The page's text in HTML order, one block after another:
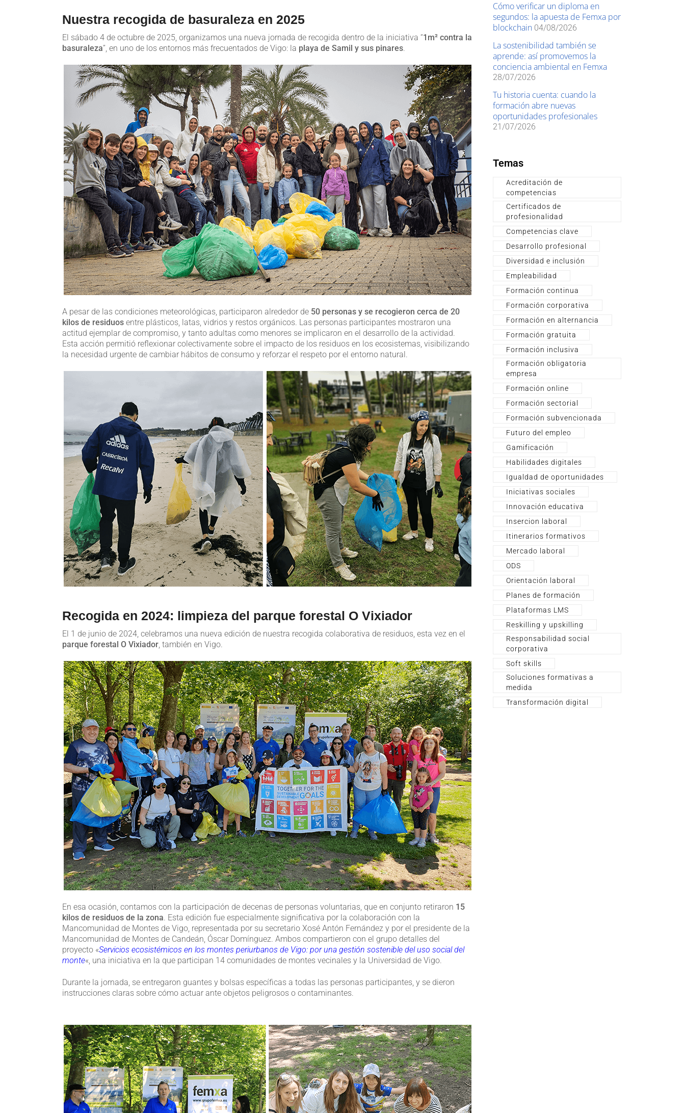
Nuestra recogida de basuraleza en 2025
El sábado 4 de octubre de 2025, organizamos una nueva jornada de recogida dentro de la iniciativa “1m² contra la
basuraleza”, en uno de los entornos más frecuentados de Vigo: la playa de Samil y sus pinares.
A pesar de las condiciones meteorológicas, participaron alrededor de 50 personas y se recogieron cerca de 20
kilos de residuos entre plásticos, latas, vidrios y restos orgánicos. Las personas participantes mostraron una
actitud ejemplar de compromiso, y tanto adultas como menores se implicaron en el desarrollo de la actividad.
Esta acción permitió reflexionar colectivamente sobre el impacto de los residuos en los ecosistemas, visibilizando
la necesidad urgente de cambiar hábitos de consumo y reforzar el respeto por el entorno natural.
Recogida en 2024: limpieza del parque forestal O Vixiador
El 1 de junio de 2024, celebramos una nueva edición de nuestra recogida colaborativa de residuos, esta vez en el
parque forestal O Vixiador , también en Vigo.
En esa ocasión, contamos con la participación de decenas de personas voluntarias, que en conjunto retiraron 15
kilos de residuos de la zona. Esta edición fue especialmente significativa por la colaboración con la
Mancomunidad de Montes de Vigo, representada por su secretario Xosé Antón Fernández y por el presidente de la
Mancomunidad de Montes de Candeán, Óscar Domínguez. Ambos compartieron con el grupo detalles del
proyecto «Servicios ecosistémicos en los montes periurbanos de Vigo: por una gestión sostenible del uso social del
monte«, una iniciativa en la que participan 14 comunidades de montes vecinales y la Universidad de Vigo.
Durante la jornada, se entregaron guantes y bolsas específicas a todas las personas participantes, y se dieron
instrucciones claras sobre cómo actuar ante objetos peligrosos o contaminantes.
Cómo verificar un diploma en
segundos: la apuesta de Femxa por
blockchain 04/08/2026
La sostenibilidad también se
aprende: así promovemos la
conciencia ambiental en Femxa
28/07/2026
Tu historia cuenta: cuando la
formación abre nuevas
oportunidades profesionales
21/07/2026
Temas
Acreditación de
competencias
Certificados de
profesionalidad
Competencias clave
Desarrollo profesional
Diversidad e inclusión
Empleabilidad
Formación continua
Formación corporativa
Formación en alternancia
Formación gratuita
Formación inclusiva
Formación obligatoria
empresa
Formación online
Formación sectorial
Formación subvencionada
Futuro del empleo
Gamificación
Habilidades digitales
Igualdad de oportunidades
Iniciativas sociales
Innovación educativa
Insercion laboral
Itinerarios formativos
Mercado laboral
ODS
Orientación laboral
Planes de formación
Plataformas LMS
Reskilling y upskilling
Responsabilidad social
corporativa
Soft skills
Soluciones formativas a
medida
Transformación digital